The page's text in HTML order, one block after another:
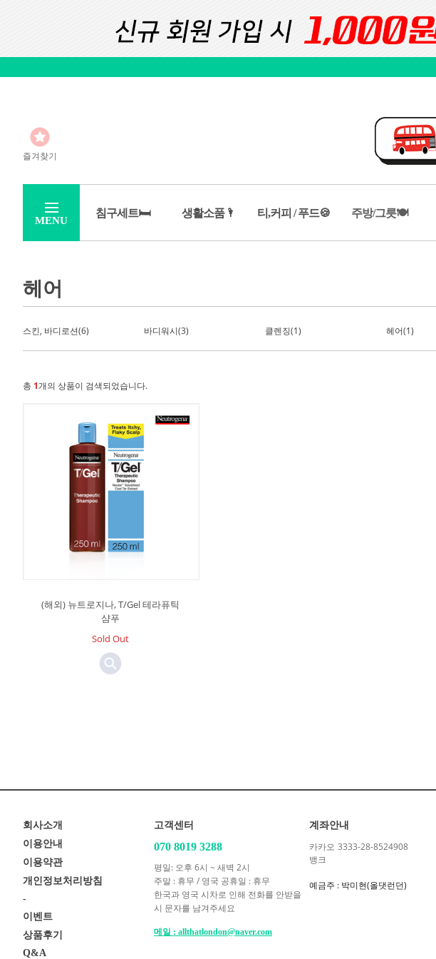
즐겨찾기
MENU
침구세트🛏️ 생활소품🌂 티,커피 / 푸드🍪 주방/그릇🍽️
헤어
스킨, 바디로션(6) 바디워시(3) 클렌징(1) 헤어(1)
총 1개의 상품이 검색되었습니다.
(해외) 뉴트로지나, T/Gel 테라퓨틱
샴푸
Sold Out
회사소개
이용안내
이용약관
개인정보처리방침
-
이벤트
상품후기
Q&A
고객센터
070 8019 3288
평일: 오후 6시 ~ 새벽 2시
주말 : 휴무 / 영국 공휴일 : 휴무
한국과 영국 시차로 인해 전화를 안받을
시 문자를 남겨주세요
메일 : allthatlondon@naver.com
계좌안내
카카오
뱅크
3333-28-8524908
예금주 : 박미현(올댓런던)